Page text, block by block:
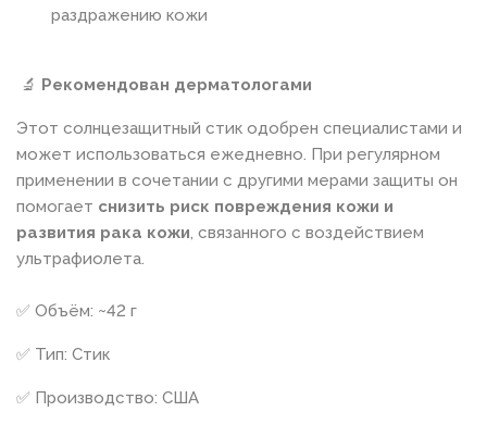
раздражению кожи
🔬 Рекомендован дерматологами
Этот солнцезащитный стик одобрен специалистами и
может использоваться ежедневно. При регулярном
применении в сочетании с другими мерами защиты он
помогает снизить риск повреждения кожи и
развития рака кожи, связанного с воздействием
ультрафиолета.
✅ Объём: ~42 г
✅ Тип: Стик
✅ Производство: США